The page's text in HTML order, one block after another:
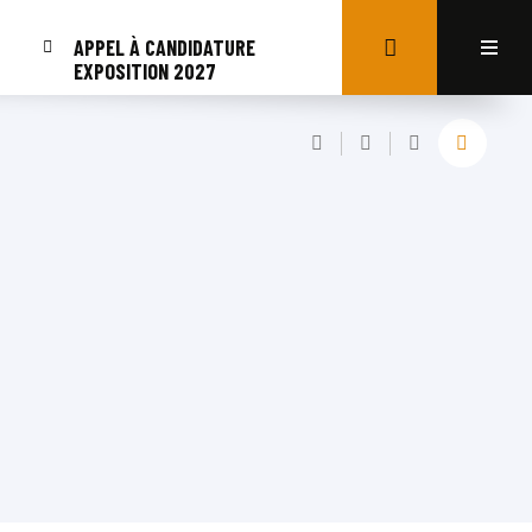
APPEL À CANDIDATURE
EXPOSITION 2027